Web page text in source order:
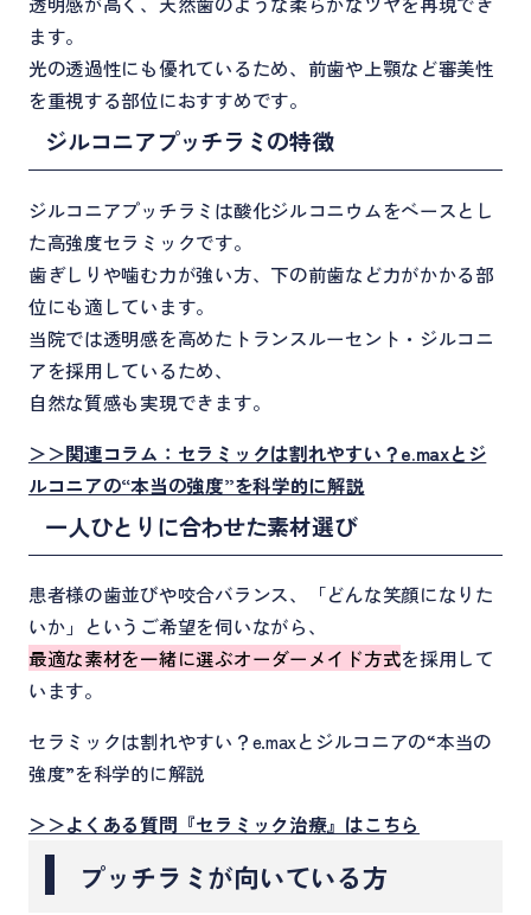
ます。
光の透過性にも優れているため、前歯や上顎など審美性
を重視する部位におすすめです。
ジルコニアプッチラミの特徴
ジルコニアプッチラミは酸化ジルコニウムをベースとし
た高強度セラミックです。
歯ぎしりや噛む力が強い方、下の前歯など力がかかる部
位にも適しています。
当院では透明感を高めたトランスルーセント・ジルコニ
アを採用しているため、
自然な質感も実現できます。
＞＞関連コラム：セラミックは割れやすい？e.maxとジ
ルコニアの“本当の強度”を科学的に解説
一人ひとりに合わせた素材選び
患者様の歯並びや咬合バランス、「どんな笑顔になりた
いか」というご希望を伺いながら、
最適な素材を一緒に選ぶオーダーメイド方式を採用して
います。
セラミックは割れやすい？e.maxとジルコニアの“本当の
強度”を科学的に解説
＞＞よくある質問『セラミック治療』はこちら
プッチラミが向いている方